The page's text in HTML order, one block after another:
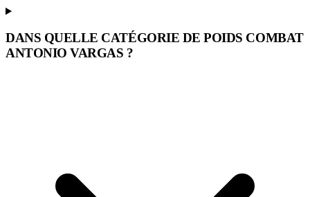
DANS QUELLE CATÉGORIE DE POIDS COMBAT
ANTONIO VARGAS ?